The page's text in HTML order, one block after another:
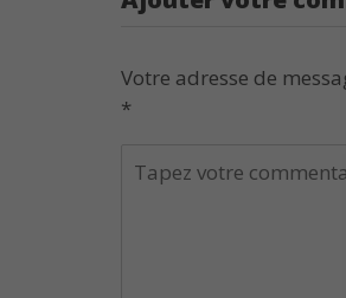
Votre adresse de
*